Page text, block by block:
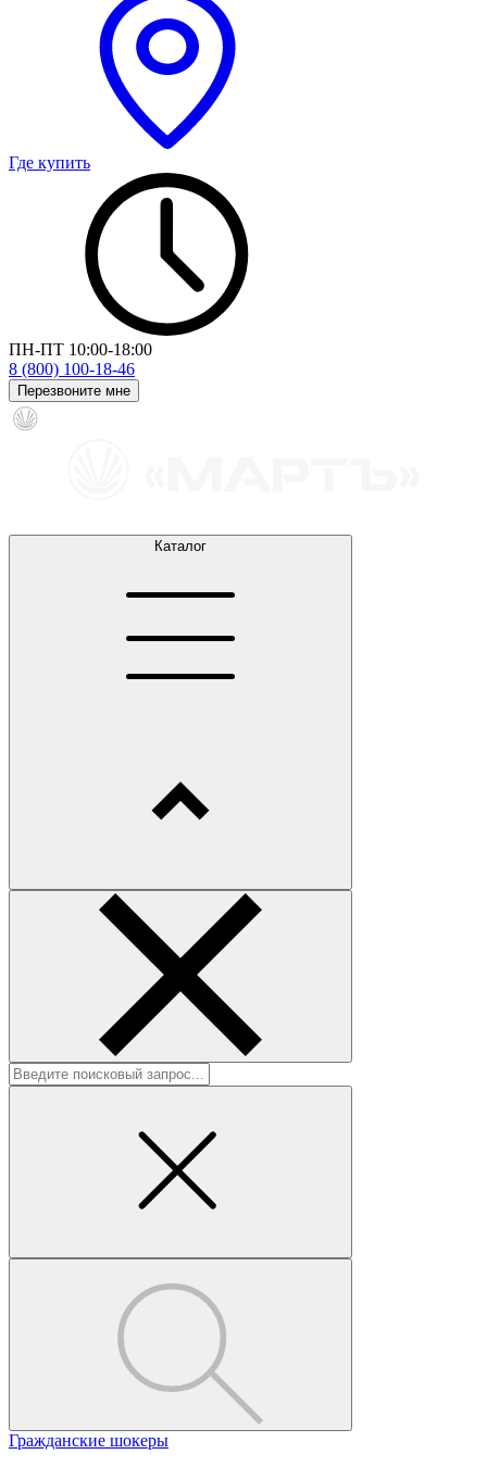
Где купить
ПН-ПТ 10:00-18:00
8 (800) 100-18-46
Перезвоните мне
Каталог
Гражданские шокеры